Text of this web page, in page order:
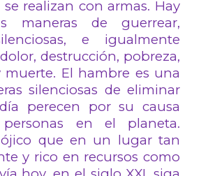
realizan con armas. Hay
maneras de guerrear,
e igualmente
destrucción, pobreza,
muerte. El hambre es una
silenciosas de eliminar
perecen por su causa
en el planeta.
que en un lugar tan
y rico en recursos como